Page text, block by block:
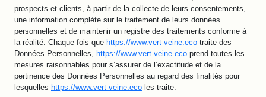
prospects et clients, à partir de la collecte de leurs consentements,
une information complète sur le traitement de leurs données
personnelles et de maintenir un registre des traitements conforme à
la réalité. Chaque fois que https://www.vert-veine.eco traite des
Données Personnelles, https://www.vert-veine.eco prend toutes les
mesures raisonnables pour s’assurer de l’exactitude et de la
pertinence des Données Personnelles au regard des finalités pour
lesquelles https://www.vert-veine.eco les traite.